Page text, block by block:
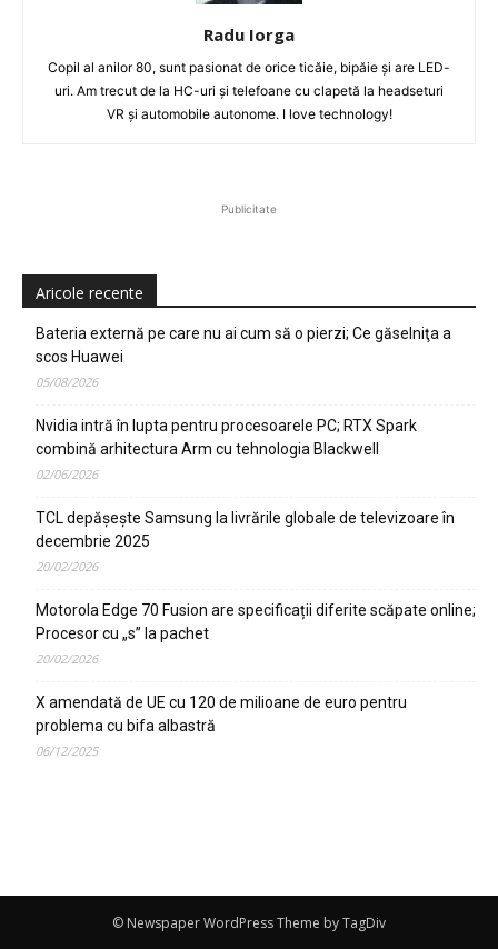
Radu Iorga
Copil al anilor 80, sunt pasionat de orice ticăie, bipăie şi are LED-
uri. Am trecut de la HC-uri şi telefoane cu clapetă la headseturi
VR şi automobile autonome. I love technology!
Publicitate
Aricole recente
Bateria externă pe care nu ai cum să o pierzi; Ce găselniţa a
scos Huawei
05/08/2026
Nvidia intră în lupta pentru procesoarele PC; RTX Spark
combină arhitectura Arm cu tehnologia Blackwell
02/06/2026
TCL depășește Samsung la livrările globale de televizoare în
decembrie 2025
20/02/2026
Motorola Edge 70 Fusion are specificații diferite scăpate online;
Procesor cu „s” la pachet
20/02/2026
X amendată de UE cu 120 de milioane de euro pentru
problema cu bifa albastră
06/12/2025
© Newspaper WordPress Theme by TagDiv